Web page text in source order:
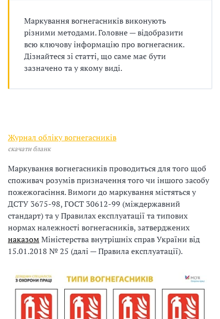
Маркування вогнегасників виконують
різними методами. Головне — відобразити
всю ключову інформацію про вогнегасник.
Дізнайтеся зі статті, що саме має бути
зазначено та у якому виді.
Журнал обліку вогнегасників
скачати бланк
Маркування вогнегасників проводиться для того щоб
споживач розумів призначення того чи іншого засобу
пожежогасіння. Вимоги до маркування містяться у
ДСТУ 3675-98, ГОСТ 30612-99 (міждержавний
стандарт) та у Правилах експлуатації та типових
нормах належності вогнегасників, затверджених
наказомМіністерства внутрішніх справ України від
15.01.2018 № 25 (далі — Правила експлуатації).
в
т
и
С
У
О
П